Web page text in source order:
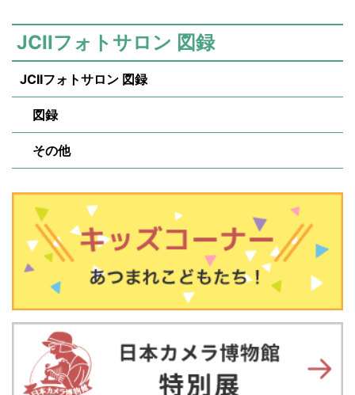
JCIIフォトサロン 図録
JCIIフォトサロン 図録
図録
その他